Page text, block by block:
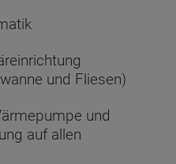
und Fliesen)
und
auf allen